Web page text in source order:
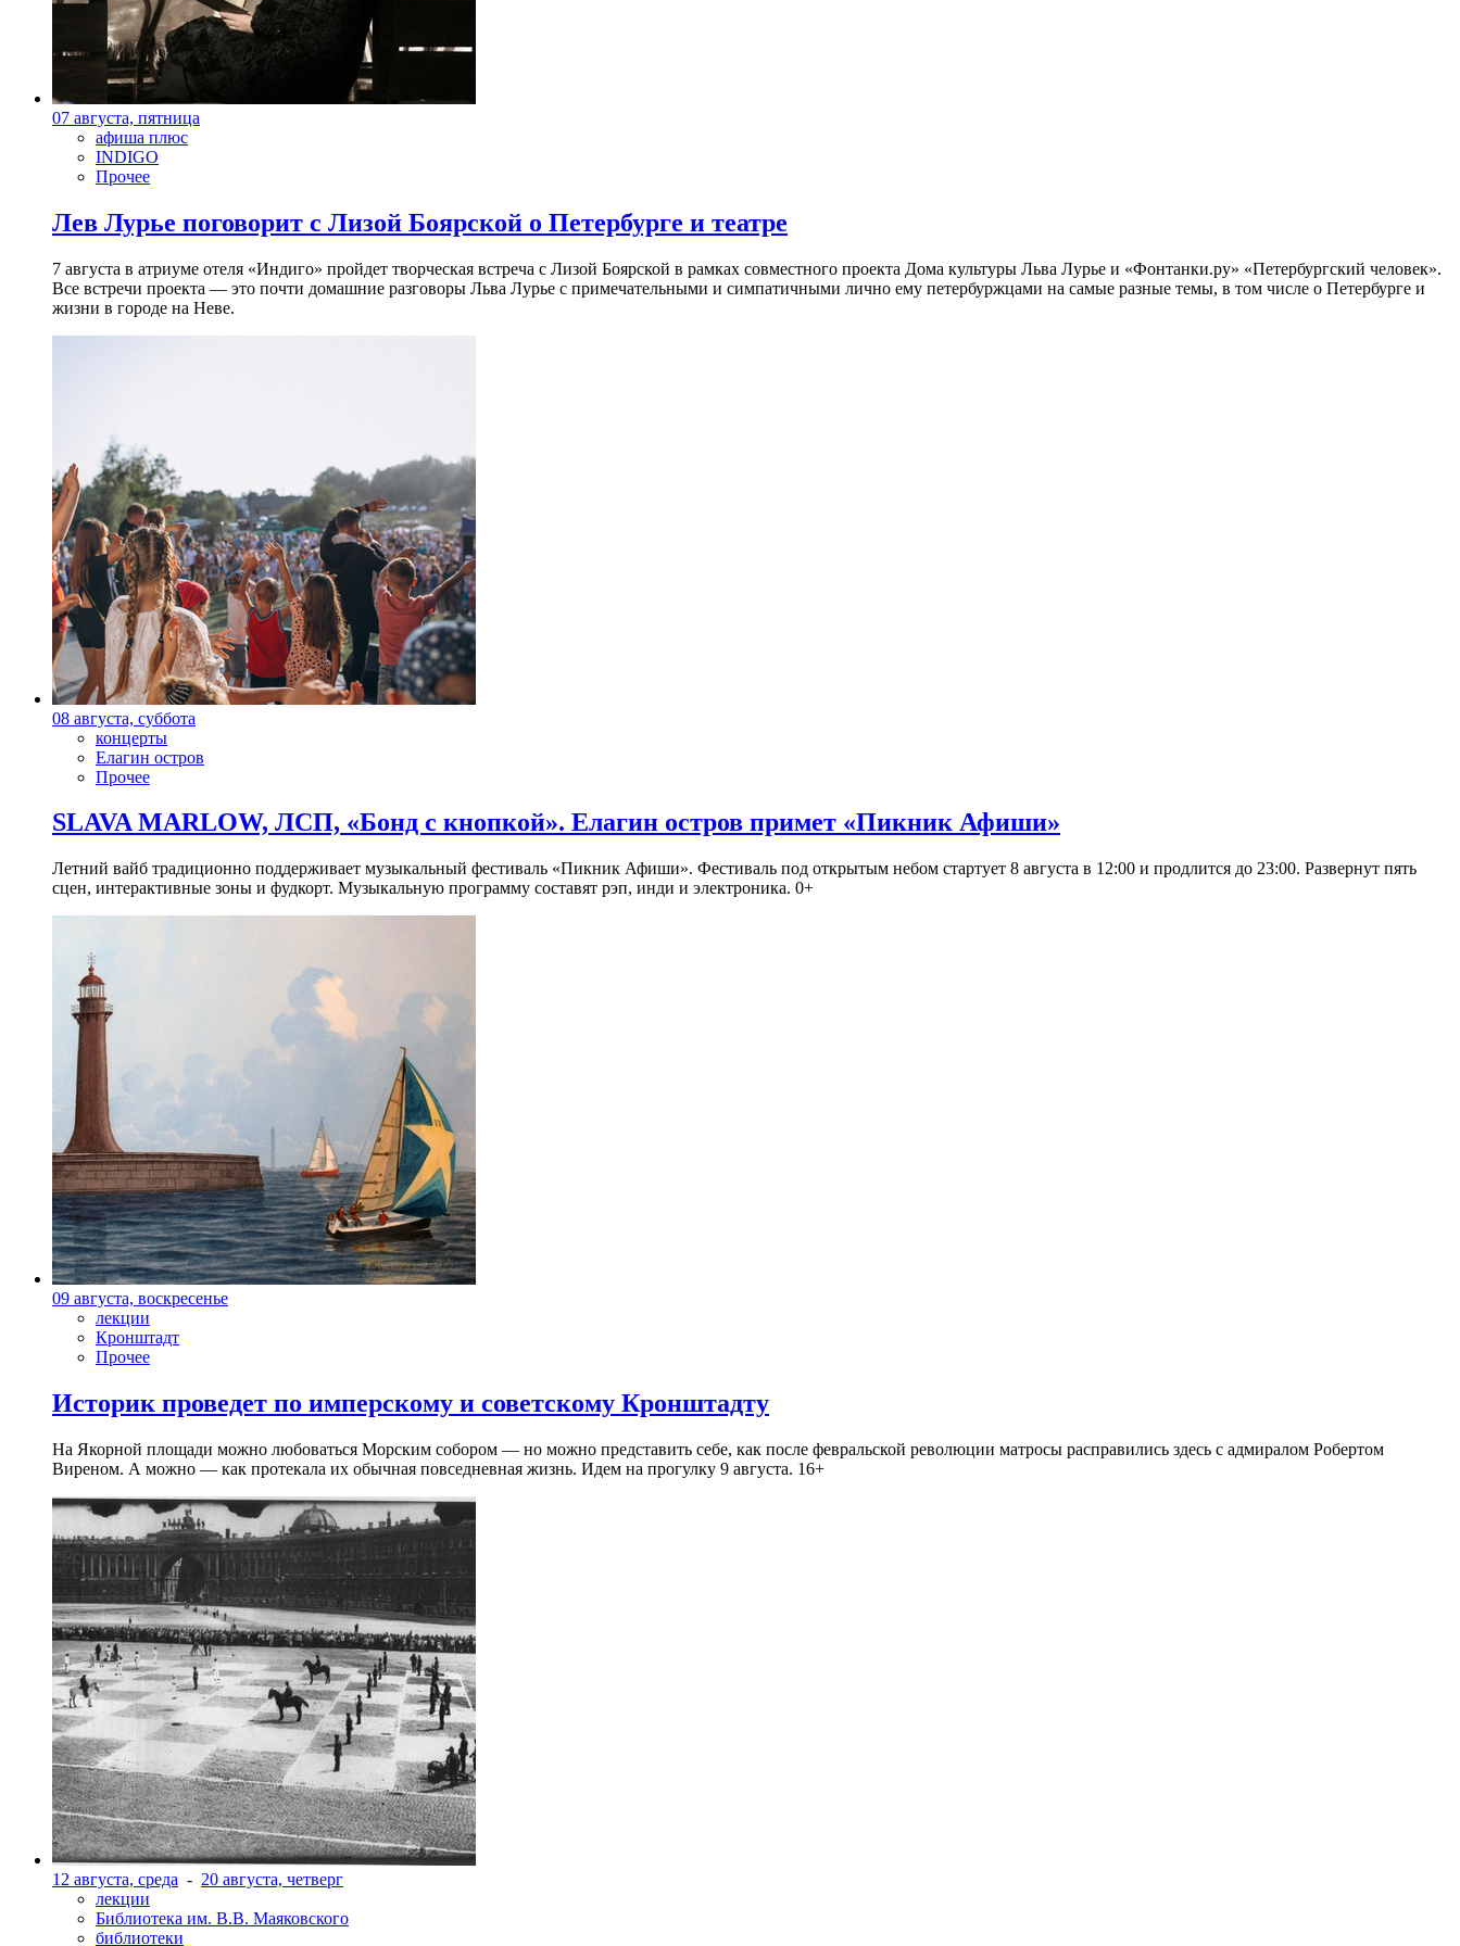
07 августа, пятница
афиша плюс
INDIGO
Прочее
Лев Лурье поговорит с Лизой Боярской о Петербурге и театре
7 августа в атриуме отеля «Индиго» пройдет творческая встреча с Лизой Боярской в рамках совместного проекта Дома культуры Льва Лурье и «Фонтанки.ру» «Петербургский человек».
Все встречи проекта — это почти домашние разговоры Льва Лурье с примечательными и симпатичными лично ему петербуржцами на самые разные темы, в том числе о Петербурге и
жизни в городе на Неве.
08 августа, суббота
концерты
Елагин остров
Прочее
SLAVA MARLOW, ЛСП, «Бонд с кнопкой». Елагин остров примет «Пикник Афиши»
Летний вайб традиционно поддерживает музыкальный фестиваль «Пикник Афиши». Фестиваль под открытым небом стартует 8 августа в 12:00 и продлится до 23:00. Развернут пять
сцен, интерактивные зоны и фудкорт. Музыкальную программу составят рэп, инди и электроника. 0+
09 августа, воскресенье
лекции
Кронштадт
Прочее
Историк проведет по имперскому и советскому Кронштадту
На Якорной площади можно любоваться Морским собором — но можно представить себе, как после февральской революции матросы расправились здесь с адмиралом Робертом
Виреном. А можно — как протекала их обычная повседневная жизнь. Идем на прогулку 9 августа. 16+
12 августа, среда - 20 августа, четверг
лекции
Библиотека им. В.В. Маяковского
библиотеки